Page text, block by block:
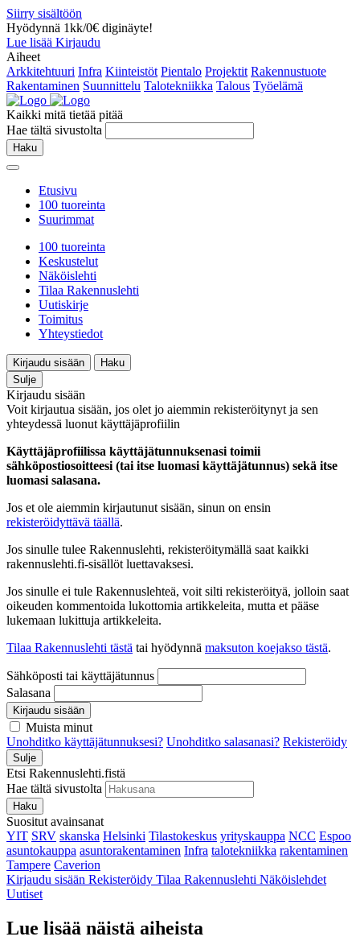
Siirry sisältöön
Hyödynnä 1kk/0€ diginäyte!
Lue lisää Kirjaudu
Aiheet
Arkkitehtuuri Infra Kiinteistöt Pientalo Projektit Rakennustuote
Rakentaminen Suunnittelu Talotekniikka Talous Työelämä
Kaikki mitä tietää pitää
Hae tältä sivustolta
Haku
Etusivu
100 tuoreinta
Suurimmat
100 tuoreinta
Keskustelut
Näköislehti
Tilaa Rakennuslehti
Uutiskirje
Toimitus
Yhteystiedot
Kirjaudu sisään
Haku
Sulje
Kirjaudu sisään
Voit kirjautua sisään, jos olet jo aiemmin rekisteröitynyt ja sen
yhteydessä luonut käyttäjäprofiilin
Käyttäjäprofiilissa käyttäjätunnuksenasi toimii
sähköpostiosoitteesi (tai itse luomasi käyttäjätunnus) sekä itse
luomasi salasana.
Jos et ole aiemmin kirjautunut sisään, sinun on ensin
rekisteröidyttävä täällä.
Jos sinulle tulee Rakennuslehti, rekisteröitymällä saat kaikki
rakennuslehti.fi-sisällöt luettavaksesi.
Jos sinulle ei tule Rakennuslehteä, voit silti rekisteröityä, jolloin saat
oikeuden kommentoida lukottomia artikkeleita, mutta et pääse
lukemaan lukittuja artikkeleita.
Tilaa Rakennuslehti tästä tai hyödynnä maksuton koejakso tästä.
Sähköposti tai käyttäjätunnus
Salasana
Kirjaudu sisään
Muista minut
Unohditko käyttäjätunnuksesi? Unohditko salasanasi? Rekisteröidy
Sulje
Etsi Rakennuslehti.fistä
Hae tältä sivustolta
Haku
Suositut avainsanat
YIT SRV skanska Helsinki Tilastokeskus yrityskauppa NCC Espoo
asuntokauppa asuntorakentaminen Infra talotekniikka rakentaminen
Tampere Caverion
Kirjaudu sisään Rekisteröidy Tilaa Rakennuslehti Näköislehdet
Uutiset
Lue lisää näistä aiheista